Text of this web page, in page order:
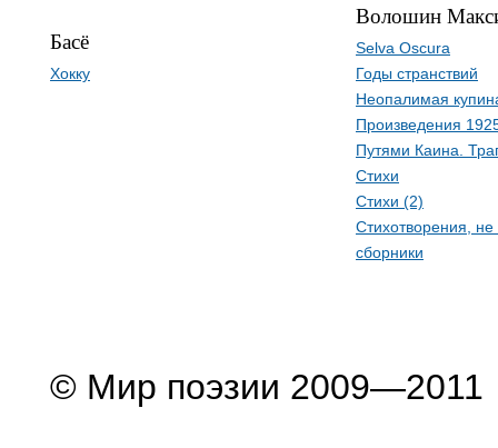
Басё
Хокку
Волошин
Selva Oscura
Годы странствий
Неопалимая
Произведения
Путями Каина.
Стихи
Стихи (2)
Стихотворения,
сборники
© Мир поэзии 2009—2011